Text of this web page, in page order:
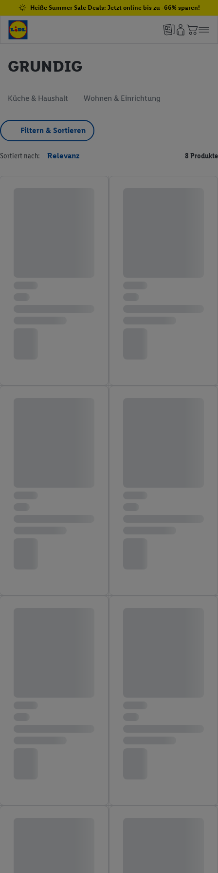
Heiße Summer Sale Deals: Jetzt online bis zu -66% sparen!
GRUNDIG
Küche & Haushalt Wohnen & Einrichtung
Filtern & Sortieren
Sortiert nach: Relevanz 8 Produkte